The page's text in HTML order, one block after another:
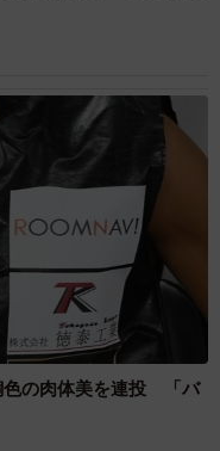
の肉体美を連投 「バ